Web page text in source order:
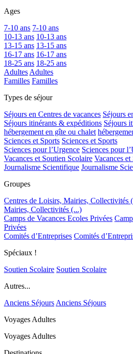
Ages
7-10 ans 7-10 ans
10-13 ans 10-13 ans
13-15 ans 13-15 ans
16-17 ans 16-17 ans
18-25 ans 18-25 ans
Adultes Adultes
Familles Familles
Types de séjour
Séjours en Centres de vacances Séjours
Séjours itinérants & expéditions Séjours
hébergement en gîte ou chalet
Sciences et Sports Sciences et Sports
Sciences pour l’Urgence Sciences pour
Vacances et Soutien Scolaire Vacances
Journalisme Scientifique Journalisme
Groupes
Centres de Loisirs, Mairies, Collectivités
Mairies, Collectivités (...)
Camps de Vacances Ecoles Privées
Privées
Comités d’Entreprises Comités
Spéciaux !
Soutien Scolaire Soutien Scolaire
Autres...
Anciens Séjours Anciens Séjours
Voyages Adultes
Voyages Adultes